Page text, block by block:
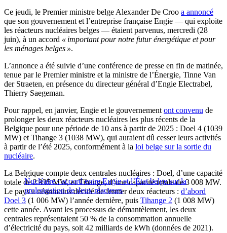
Ce jeudi, le Premier ministre belge Alexander De Croo a annoncé
que son gouvernement et l’entreprise française Engie — qui exploite
les réacteurs nucléaires belges — étaient parvenus, mercredi (28
juin), à un accord « important pour notre futur énergétique et pour
les ménages belges ».
L’annonce a été suivie d’une conférence de presse en fin de matinée,
tenue par le Premier ministre et la ministre de l’Énergie, Tinne Van
der Straeten, en présence du directeur général d’Engie Electrabel,
Thierry Saegeman.
Pour rappel, en janvier, Engie et le gouvernement ont convenu de
prolonger les deux réacteurs nucléaires les plus récents de la
Belgique pour une période de 10 ans à partir de 2025 : Doel 4 (1039
MW) et Tihange 3 (1038 MW), qui auraient dû cesser leurs activités
à partir de l’été 2025, conformément à la loi belge sur la sortie du
nucléaire.
Nucléaire : accord entre Engie et l’État belge sur la
prolongation de deux réacteurs
La Belgique compte deux centrales nucléaires : Doel, d’une capacité
totale de 2 935 MW, et Tihange, d’une capacité totale de 3 008 MW.
Le pays a néanmoins décidé de fermer deux réacteurs : d’abord
Doel 3 (1 006 MW) l’année dernière, puis Tihange 2 (1 008 MW)
cette année. Avant les processus de démantèlement, les deux
centrales représentaient 50 % de la consommation annuelle
d’électricité du pays, soit 42 milliards de kWh (données de 2021).